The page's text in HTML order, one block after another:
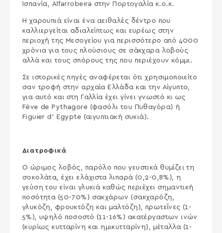
Ισπανία, Alfarrobeira στην Πορτογαλία κ.ο.κ.
Η χαρουπιά είναι ένα αειθαλές δέντρο που
καλλιεργείται αδιαλείπτως και ευρέως στην
περιοχή της Μεσογείου για περισσότερο από 4000
χρόνια για τους πλούσιους σε σάκχαρα λοβούς
αλλά και τους σπόρους της που περιέχουν κόμμι.
Σε ιστορικές πηγές αναφέρεται ότι χρησιμοποιείτο
σαν τροφή στην αρχαία Ελλάδα και την Αίγυπτο,
για αυτό και στη Γαλλία έχει γίνει γνωστό κι ως
Fève de Pythagore (φασόλι του Πυθαγόρα) ή
Figuier d’ Egypte (αιγυπτιακή συκιά).
Διατροφικά
Ο ώριμος λοβός, παρόλο που γευστικά θυμίζει τη
σοκολάτα, έχει ελάχιστα λιπαρά (0,2-0,8%), η
γεύση του είναι γλυκιά καθώς περιέχει σημαντική
ποσότητα (50-70%) σακχάρων (σακχαρόζη,
γλυκόζη, φρουκτόζη και μαλτόζη), πρωτεΐνες (1-
5%), υψηλό ποσοστό (11-16%) ακατέργαστων ινών
(κυρίως κυτταρίνη και ημικυτταρίνη), μέταλλα (1-